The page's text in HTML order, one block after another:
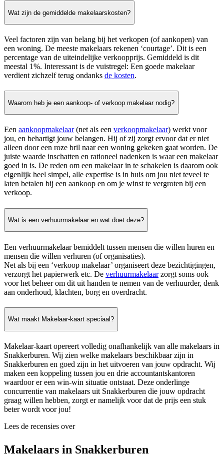
Wat zijn de gemiddelde makelaarskosten?
Veel factoren zijn van belang bij het verkopen (of aankopen) van
een woning. De meeste makelaars rekenen ‘courtage’. Dit is een
percentage van de uiteindelijke verkoopprijs. Gemiddeld is dit
meestal 1%. Interessant is de vuistregel: Een goede makelaar
verdient zichzelf terug ondanks de kosten.
Waarom heb je een aankoop- of verkoop makelaar nodig?
Een aankoopmakelaar(net als een verkoopmakelaar) werkt voor
jou, en behartigt jouw belangen. Hij of zij zorgt ervoor dat er niet
alleen door een roze bril naar een woning gekeken gaat worden. De
juiste waarde inschatten en rationeel nadenken is waar een makelaar
goed in is. De reden om een makelaar in te schakelen is daarom ook
eigenlijk heel simpel, alle expertise is in huis om jou niet teveel te
laten betalen bij een aankoop en om je winst te vergroten bij een
verkoop.
Wat is een verhuurmakelaar en wat doet deze?
Een verhuurmakelaar bemiddelt tussen mensen die willen huren en
mensen die willen verhuren (of organisaties).
Net als bij een ‘verkoop makelaar’ organiseert deze bezichtigingen,
verzorgt het papierwerk etc. De verhuurmakelaarzorgt soms ook
voor het beheer om dit uit handen te nemen van de verhuurder, denk
aan onderhoud, klachten, borg en overdracht.
Wat maakt Makelaar-kaart speciaal?
Makelaar-kaart opereert volledig onafhankelijk van alle makelaars in
Snakkerburen. Wij zien welke makelaars beschikbaar zijn in
Snakkerburen en goed zijn in het uitvoeren van jouw opdracht. Wij
maken een koppeling tussen jou en drie accountantskantoren
waardoor er een win-win situatie ontstaat. Deze onderlinge
concurrentie van makelaars uit Snakkerburen die jouw opdracht
graag willen hebben, zorgt er namelijk voor dat de prijs een stuk
beter wordt voor jou!
Lees de recensies over
Makelaars in Snakkerburen